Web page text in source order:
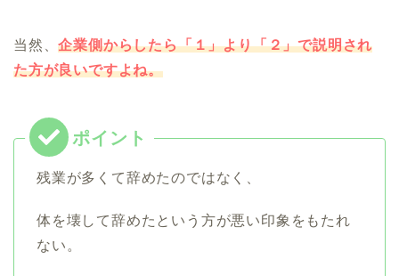
当然、企業側からしたら「１」より「２」で説明され
た方が良いですよね。
残業が多くて辞めたのではなく、
体を壊して辞めたという方が悪い印象をもたれ
ない。